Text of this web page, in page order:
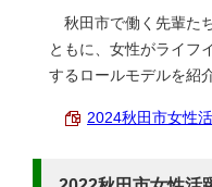
秋田市で働く先輩た
ともに、女性がライフ
するロールモデルを紹
2024秋田市女性